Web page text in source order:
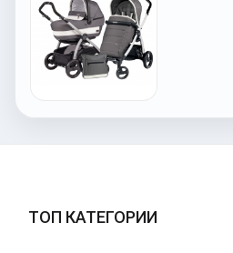
ТОП КАТЕГОРИИ